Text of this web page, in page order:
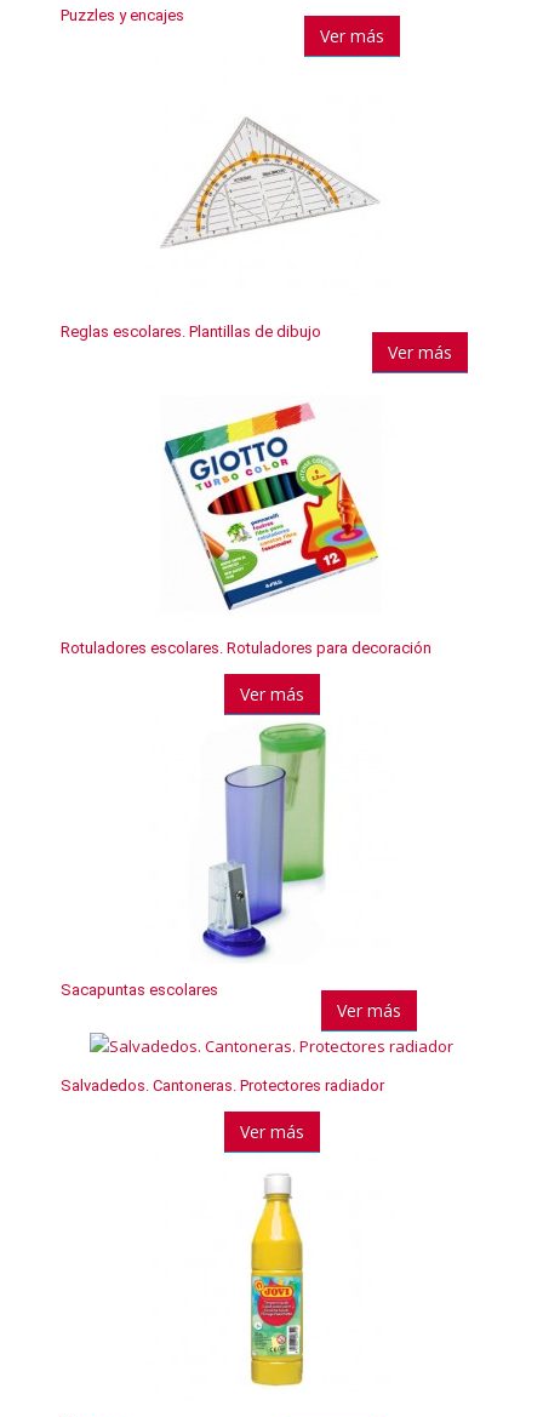
Puzzles y encajes
Ver más
Reglas escolares. Plantillas de dibujo
Ver más
Rotuladores escolares. Rotuladores para decoración
Ver más
Sacapuntas escolares
Ver más
Salvadedos. Cantoneras. Protectores radiador
Ver más